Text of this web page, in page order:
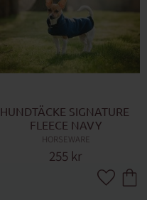
HUNDTÄCKE SIGNATURE
FLEECE NAVY
HORSEWARE
255 kr
Lägg till